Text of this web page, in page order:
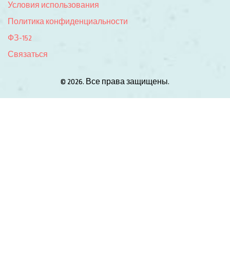
Условия использования
Политика конфиденциальности
ФЗ-152
Связаться
© 2026. Все права защищены.